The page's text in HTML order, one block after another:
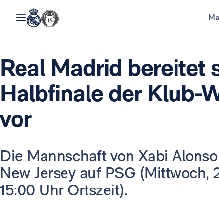
Real Madrid bereitet
Halbfinale der Klub-
vor
Die Mannschaft von Xabi
New Jersey auf PSG (Mittwoch,
15:00 Uhr Ortszeit).